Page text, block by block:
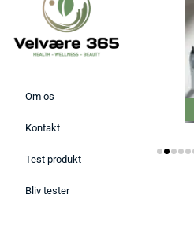
Om os
Kontakt
Test produkt
Bliv tester